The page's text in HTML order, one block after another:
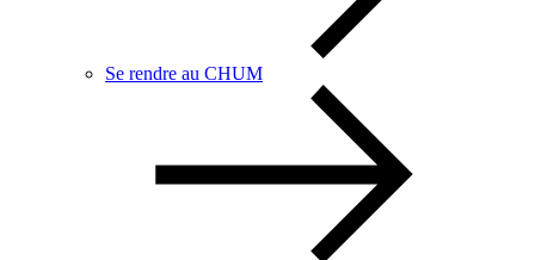
Se rendre au CHUM